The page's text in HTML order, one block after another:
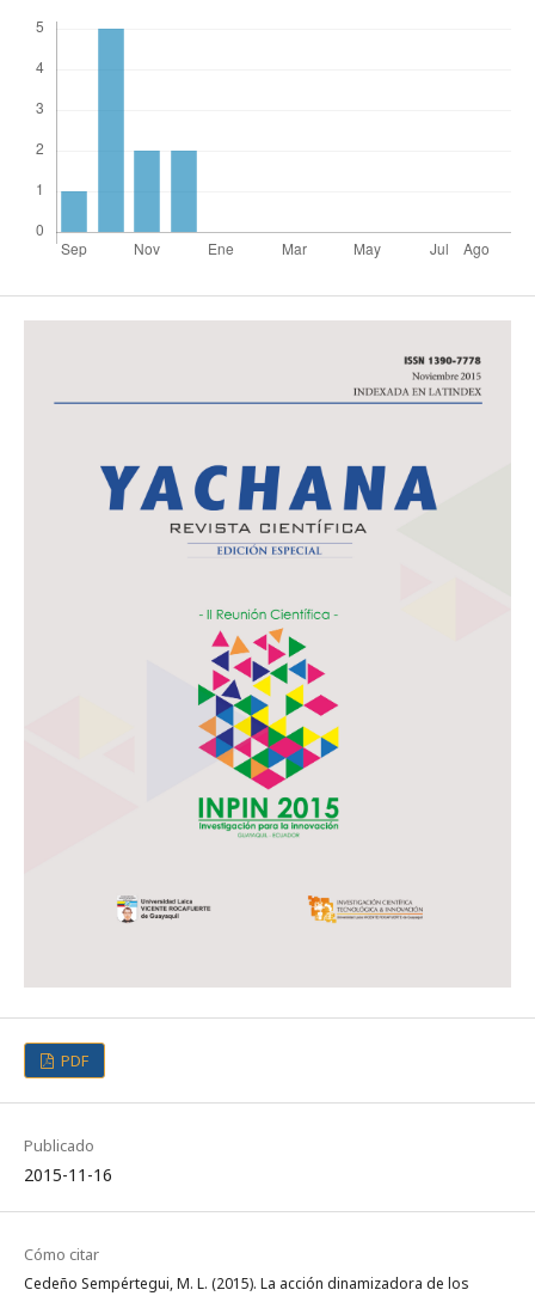
PDF
Publicado
2015-11-16
Cómo citar
Cedeño Sempértegui, M. L. (2015). La acción dinamizadora de los